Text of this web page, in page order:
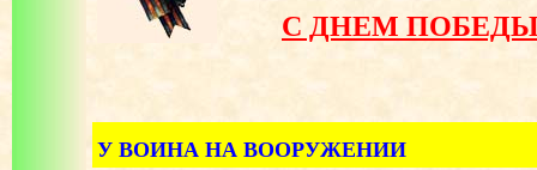
С ДНЕМ
У ВОИНА НА ВООРУЖЕНИИ